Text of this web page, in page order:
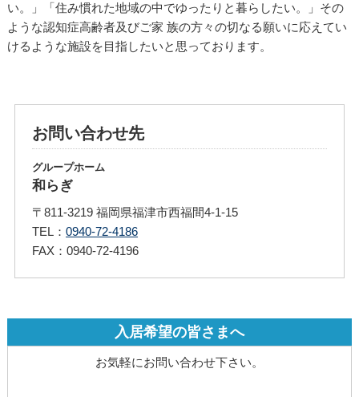
い。」「住み慣れた地域の中でゆったりと暮らしたい。」その
ような認知症高齢者及びご家 族の方々の切なる願いに応えてい
けるような施設を目指したいと思っております。
お問い合わせ先
グループホーム
和らぎ
〒811-3219 福岡県福津市西福間4-1-15
TEL：0940-72-4186
FAX：0940-72-4196
入居希望の皆さまへ
お気軽にお問い合わせ下さい。